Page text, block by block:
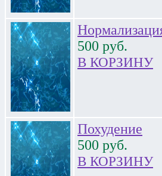
500 руб.
В КОРЗИНУ
Похудение
500 руб.
В КОРЗИНУ